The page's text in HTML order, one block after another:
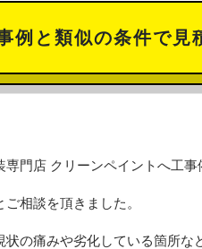
例と類似の条件で見
門店 クリーンペイントへ工
相談を頂きました。
の痛みや劣化している箇所